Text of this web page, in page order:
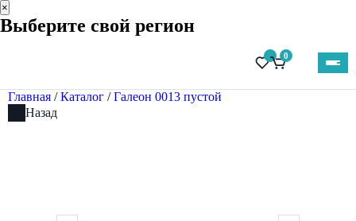
×
Выберите свой регион
0
Главная / Каталог / Галеон 0013 пустой
Назад